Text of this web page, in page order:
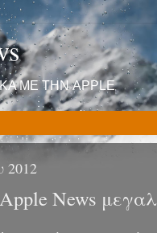
ΜΕ ΤΗΝ APPLE
2012
News